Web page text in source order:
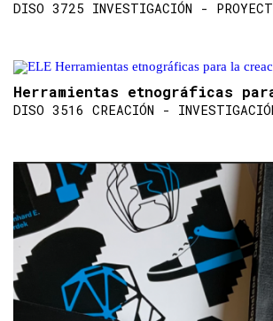
DISO 3725 INVESTIGACIÓN -
Herramientas etnográficas
DISO 3516 CREACIÓN -